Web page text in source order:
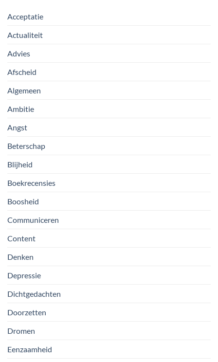
Acceptatie
Actualiteit
Advies
Afscheid
Algemeen
Ambitie
Angst
Beterschap
Blijheid
Boekrecensies
Boosheid
Communiceren
Content
Denken
Depressie
Dichtgedachten
Doorzetten
Dromen
Eenzaamheid